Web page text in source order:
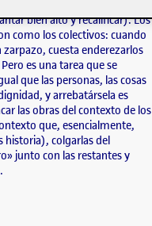
bien alto y recalificar). Los
como los colectivos: cuando
zarpazo, cuesta enderezarlos
es una tarea que se
que las personas, las cosas
y arrebatársela es
las obras del contexto de los
que, esencialmente,
historia), colgarlas del
junto con las restantes y